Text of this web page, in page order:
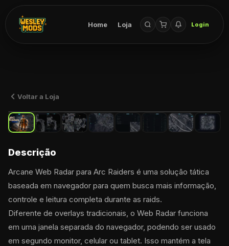
Home Loja Login
Voltar a Loja
Descrição
Arcane Web Radar para Arc Raiders é uma solução tática
baseada em navegador para quem busca mais informação,
controle e leitura completa durante as raids.
Diferente de overlays tradicionais, o Web Radar funciona
em uma janela separada do navegador, podendo ser usado
em segundo monitor, celular ou tablet. Isso mantém a tela